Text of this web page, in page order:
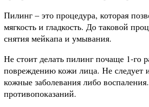
Пилинг – это процедура, которая
мягкость и гладкость. До таковой
снятия мейкапа и умывания.
Не стоит делать пилинг почаще 1-го
повреждению кожи лица. Не следует
кожные заболевания либо
противопоказаний.